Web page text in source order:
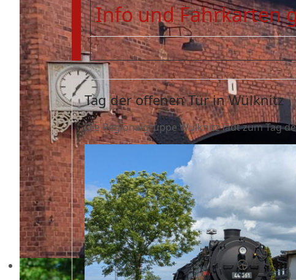
Info und Fahrkarten
Tag der offenen Tür in Wülknitz
Die Regionalgruppe Wülknitz lädt zum Tag